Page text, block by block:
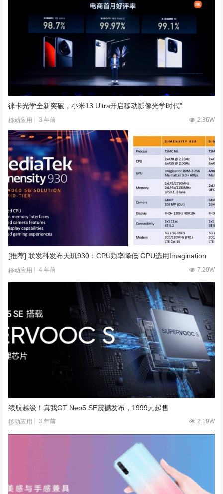
徕卡光学全新突破，小米13 Ultra开启移动影像光学时代”
移动应用 3 年前 2.36W
[推荐] 联发科发布天玑930：CPU频率降低 GPU选用Imagination
移动应用 4 年前 7.20W
续航越级！真我GT Neo5 SE震撼发布，1999元起售
移动应用 3 年前 2.19W